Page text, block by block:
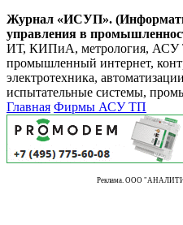
Журнал «ИСУП».
управления в
ИТ, КИПиА, метрология, АСУ
промышленный интернет,
электротехника,
испытательные системы,
Главная Фирмы АСУ ТП
Реклама. ООО